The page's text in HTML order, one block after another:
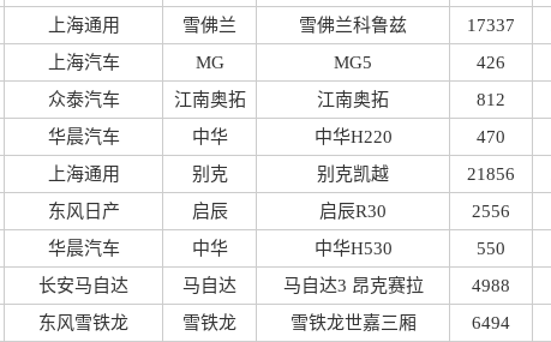
上海通用 雪佛兰 雪佛兰科鲁兹 17337
上海汽车 MG MG5 426
众泰汽车 江南奥拓 江南奥拓 812
华晨汽车 中华 中华H220 470
上海通用 别克 别克凯越 21856
东风日产 启辰 启辰R30 2556
华晨汽车 中华 中华H530 550
长安马自达 马自达 马自达3 昂克赛拉 4988
东风雪铁龙 雪铁龙 雪铁龙世嘉三厢 6494